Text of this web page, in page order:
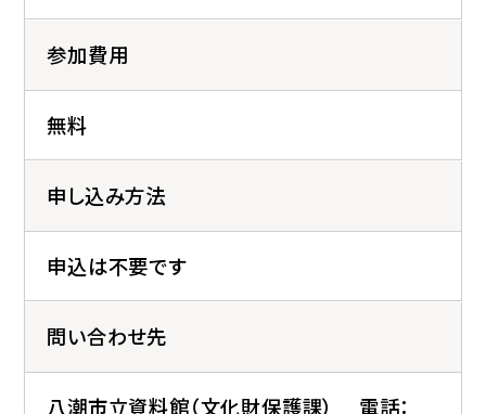
参加費用
無料
申し込み方法
申込は不要です
問い合わせ先
八潮市立資料館（文化財保護課） 電話：